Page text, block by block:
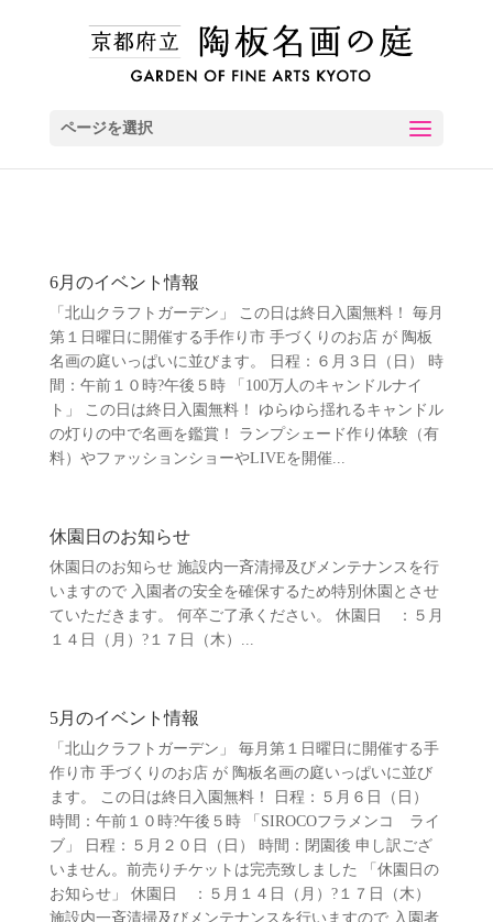
ページを選択
6月のイベント情報
「北山クラフトガーデン」 この日は終日入園無料！ 毎月
第１日曜日に開催する手作り市 手づくりのお店 が 陶板
名画の庭いっぱいに並びます。 日程：６月３日（日） 時
間：午前１０時?午後５時 「100万人のキャンドルナイ
ト」 この日は終日入園無料！ ゆらゆら揺れるキャンドル
の灯りの中で名画を鑑賞！ ランプシェード作り体験（有
料）やファッションショーやLIVEを開催...
休園日のお知らせ
休園日のお知らせ 施設内一斉清掃及びメンテナンスを行
いますので 入園者の安全を確保するため特別休園とさせ
ていただきます。 何卒ご了承ください。 休園日 ：５月
１４日（月）?１７日（木）...
5月のイベント情報
「北山クラフトガーデン」 毎月第１日曜日に開催する手
作り市 手づくりのお店 が 陶板名画の庭いっぱいに並び
ます。 この日は終日入園無料！ 日程：５月６日（日）
時間：午前１０時?午後５時 「SIROCOフラメンコ ライ
ブ」 日程：５月２０日（日） 時間：閉園後 申し訳ござ
いません。前売りチケットは完売致しました 「休園日の
お知らせ」 休園日 ：５月１４日（月）?１７日（木）
施設内一斉清掃及びメンテナンスを行いますので 入園者